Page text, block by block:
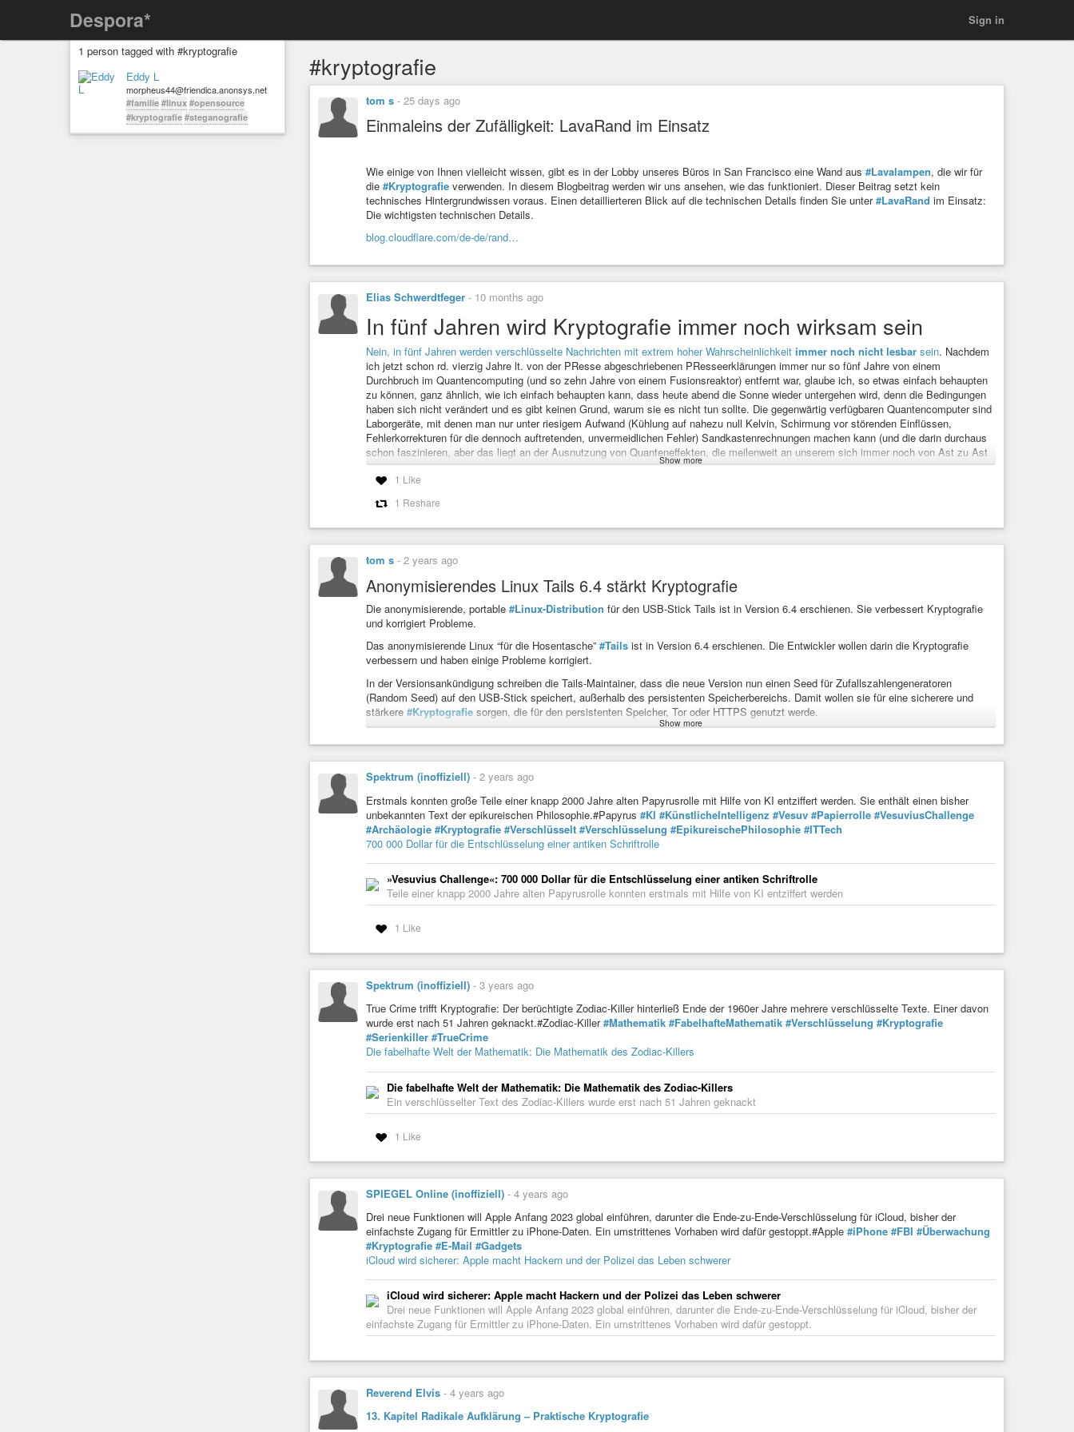
Despora* Sign in
1 person tagged with #kryptografie
Eddy L
morpheus44@friendica.anonsys.net
#familie #linux #opensource
#kryptografie #steganografie
#kryptografie
tom s - 25 days ago
Einmaleins der Zufälligkeit: LavaRand im Einsatz
Wie einige von Ihnen vielleicht wissen, gibt es in der Lobby unseres Büros in San Francisco eine Wand aus #Lavalampen, die wir für
die #Kryptografie verwenden. In diesem Blogbeitrag werden wir uns ansehen, wie das funktioniert. Dieser Beitrag setzt kein
technisches Hintergrundwissen voraus. Einen detaillierteren Blick auf die technischen Details finden Sie unter#LavaRand im Einsatz:
Die wichtigsten technischen Details.
blog.cloudflare.com/de-de/rand…
Elias Schwerdtfeger - 10 months ago
In fünf Jahren wird Kryptografie immer noch wirksam sein
Nein, in fünf Jahren werden verschlüsselte Nachrichten mit extrem hoher Wahrscheinlichkeit immer noch nicht lesbar sein. Nachdem
ich jetzt schon rd. vierzig Jahre lt. von der PResse abgeschriebenen PResseerklärungen immer nur so fünf Jahre von einem
Durchbruch im Quantencomputing (und so zehn Jahre von einem Fusionsreaktor) entfernt war, glaube ich, so etwas einfach behaupten
zu können, ganz ähnlich, wie ich einfach behaupten kann, dass heute abend die Sonne wieder untergehen wird, denn die Bedingungen
haben sich nicht verändert und es gibt keinen Grund, warum sie es nicht tun sollte. Die gegenwärtig verfügbaren Quantencomputer sind
Laborgeräte, mit denen man nur unter riesigem Aufwand (Kühlung auf nahezu null Kelvin, Schirmung vor störenden Einflüssen,
Fehlerkorrekturen für die dennoch auftretenden, unvermeidlichen Fehler) Sandkastenrechnungen machen kann (und die darin durchaus
schon faszinieren, aber das liegt an der Ausnutzung von Quanteneffekten, die meilenweit an unserem sich immer noch von Ast zu Ast
schwingenden Anschauungsvermögen vorbeigehen). Noch sicherer bin ich mir, dass es in absehbarer Zeit keinen wesentlich besseren
klassischen Algorithmus zur Faktorisierung von Zahlen geben wird – und so lange ich damit recht habe, verdoppelt für RSA-artige
einer PGP-Nachricht, wenn man den Schlüssel nicht hat.
Geräte mit Schadsoftware zu verwanzen (siehe Chatkontrolle). Der gut vorbereitete Umstieg auf andere, quantensichere Verfahren (auf
Grundlage von Gittern und/oder elliptischen Kurven) wird sofort kommen, wenn es so weit ist. Die meisten Menschen interessiert es eh
nicht. Sie tragen ihr mit tronjanischen Apps aller Art durchseuchtes Scheißhändi durch das ganze Leben und haben nichts zu
verbergen. Einige haben sich sogar schon in ihren Chatbot verknallt, der widerspricht ja auch nie. Wer mir nicht glaubt, dass heutige
kryptografische Methoden in fünf Jahren noch problemlos verwendet werden können, setze sich jetzt einen Bookmark und lese diesen
Text noch einmal am 19. Oktember 2030, um zu schauen, ob ich wirklich recht hatte, obwohl ich gar keine von mathematisch und
informationstechnisch analphabetischen Journalistys (die vermutlich nicht einmal ruckelfrei definierten könnten, was eine Primzahl ist)
etwas naiv interviewte Professorin bin. |#Blah #Kryptografie
MIT-Professorin Yael Tauman Kalai „In fünf Jahren werden verschlüss...
MIT-Professorin Yael Tauman Kalai „In fünf Jahren werden verschlüsselte Nachrichten lesbar sein“ (https://taz.de/MIT-Professorin-
In-fuenf-Jahren-werden-verschluesselte-Nachrichten-lesbar-sein/!6119071/) Von Karsten Lemm ...
Show more
1 Like
1 Reshare
tom s - 2 years ago
Anonymisierendes Linux Tails 6.4 stärkt Kryptografie
Die anonymisierende, portable #Linux-Distribution für den USB-Stick Tails ist in Version 6.4 erschienen. Sie verbessert Kryptografie
und korrigiert Probleme.
Das anonymisierende Linux “für die Hosentasche” #Tails ist in Version 6.4 erschienen. Die Entwickler wollen darin die Kryptografie
verbessern und haben einige Probleme korrigiert.
In der Versionsankündigung schreiben die Tails-Maintainer, dass die neue Version nun einen Seed für Zufallszahlengeneratoren
(Random Seed) auf den USB-Stick speichert, außerhalb des persistenten Speicherbereichs. Damit wollen sie für eine sicherere und
stärkere #Kryptografie sorgen, die für den persistenten Speicher, Tor oder HTTPS genutzt werde.
Anonymisierendes Linux Tails 6.4 stärkt Kryptografie
Die anonymisierende, portable Linux-Distribution für den USB-Stick Tails ist in Version 6.4 erschienen. Sie verbessert Kryptografie
und korrigiert Probleme.
Show more
Spektrum (inoffiziell) - 2 years ago
Erstmals konnten große Teile einer knapp 2000 Jahre alten Papyrusrolle mit Hilfe von KI entziffert werden. Sie enthält einen bisher
unbekannten Text der epikureischen Philosophie.#Papyrus #KI #KünstlicheIntelligenz #Vesuv #Papierrolle #VesuviusChallenge
#Archäologie #Kryptografie #Verschlüsselt #Verschlüsselung #EpikureischePhilosophie #ITTech
700 000 Dollar für die Entschlüsselung einer antiken Schriftrolle
»Vesuvius Challenge«: 700 000 Dollar für die Entschlüsselung einer antiken Schriftrolle
Teile einer knapp 2000 Jahre alten Papyrusrolle konnten erstmals mit Hilfe von KI entziffert werden
1 Like
Spektrum (inoffiziell) - 3 years ago
True Crime trifft Kryptografie: Der berüchtigte Zodiac-Killer hinterließ Ende der 1960er Jahre mehrere verschlüsselte Texte. Einer davon
wurde erst nach 51 Jahren geknackt.#Zodiac-Killer#Mathematik #FabelhafteMathematik #Verschlüsselung #Kryptografie
#Serienkiller #TrueCrime
Die fabelhafte Welt der Mathematik: Die Mathematik des Zodiac-Killers
Die fabelhafte Welt der Mathematik: Die Mathematik des Zodiac-Killers
Ein verschlüsselter Text des Zodiac-Killers wurde erst nach 51 Jahren geknackt
1 Like
SPIEGEL Online (inoffiziell) - 4 years ago
Drei neue Funktionen will Apple Anfang 2023 global einführen, darunter die Ende-zu-Ende-Verschlüsselung für iCloud, bisher der
einfachste Zugang für Ermittler zu iPhone-Daten. Ein umstrittenes Vorhaben wird dafür gestoppt.#Apple #iPhone #FBI #Überwachung
#Kryptografie #E-Mail #Gadgets
iCloud wird sicherer: Apple macht Hackern und der Polizei das Leben schwerer
iCloud wird sicherer: Apple macht Hackern und der Polizei das Leben schwerer
Drei neue Funktionen will Apple Anfang 2023 global einführen, darunter die Ende-zu-Ende-Verschlüsselung für iCloud, bisher der
einfachste Zugang für Ermittler zu iPhone-Daten. Ein umstrittenes Vorhaben wird dafür gestoppt.
Reverend Elvis - 4 years ago
13. Kapitel Radikale Aufklärung – Praktische Kryptografie